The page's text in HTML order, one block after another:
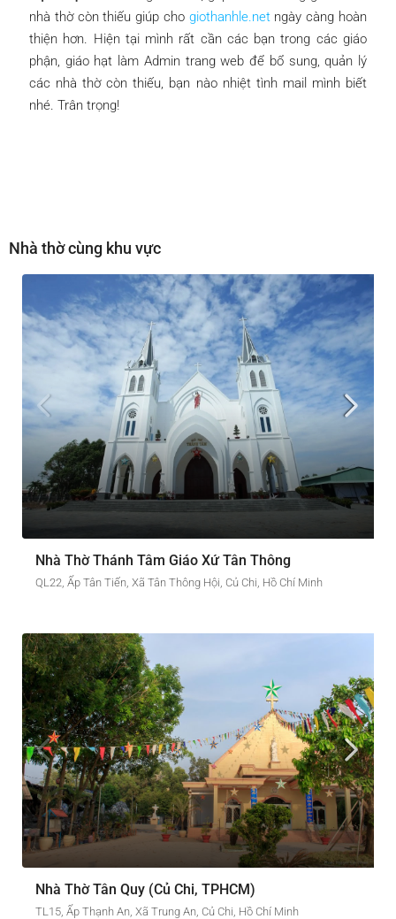
nhà thờ còn thiếu giúp cho giothanhle.netngày càng hoàn
thiện hơn. Hiện tại mình rất cần các bạn trong các giáo
phận, giáo hạt làm Admin trang web để bổ sung, quản lý
các nhà thờ còn thiếu, bạn nào nhiệt tình mail mình biết
nhé. Trân trọng!
Nhà thờ cùng khu vực
Nhà Thờ Thánh Tâm Giáo Xứ Tân Thông
QL22, Ấp Tân Tiến, Xã Tân Thông Hội, Củ Chi, Hồ Chí Minh
Nhà Thờ Tân Quy (Củ Chi, TPHCM)
TL15, Ấp Thạnh An, Xã Trung An, Củ Chi, Hồ Chí Minh